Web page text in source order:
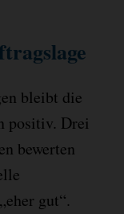
bleibt die
positiv. Drei
bewerten
gut“.